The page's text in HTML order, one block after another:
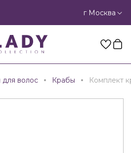
г Москва
для волос Крабы Комплект